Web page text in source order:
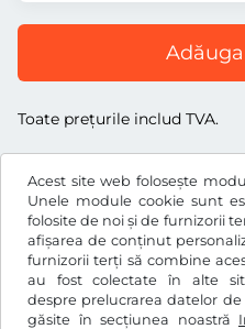
Acest site web folosește
Unele module cookie sunt
folosite de noi și de furnizorii
afișarea de conținut
furnizorii terți să combine
au fost colectate în alte
despre prelucrarea datelor
găsite în secțiunea noastră
Toate prețurile includ TVA.
RON
Facebook Instagram